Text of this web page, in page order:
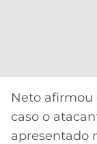
Neto afirmou
caso o
apresentado